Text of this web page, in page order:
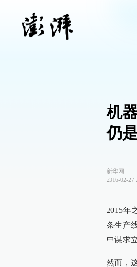
机
仍
新华网
2016-02-27
2015年
条生产
中谋求
然而，